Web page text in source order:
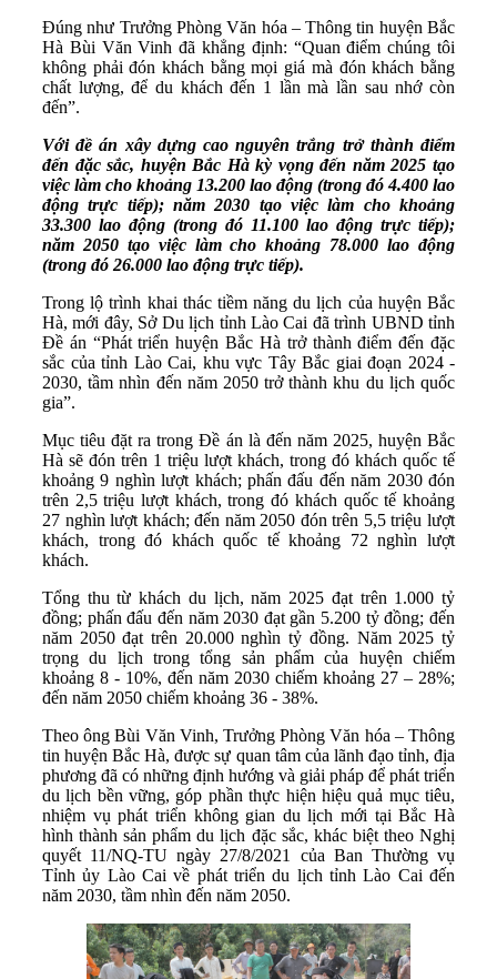
Đúng như Trưởng Phòng Văn hóa – Thông tin huyện Bắc
Hà Bùi Văn Vinh đã khẳng định: “Quan điểm chúng tôi
không phải đón khách bằng mọi giá mà đón khách bằng
chất lượng, để du khách đến 1 lần mà lần sau nhớ còn
đến”.
Với đề án xây dựng cao nguyên trắng trở thành điểm
đến đặc sắc, huyện Bắc Hà kỳ vọng đến năm 2025 tạo
việc làm cho khoảng 13.200 lao động (trong đó 4.400 lao
động trực tiếp); năm 2030 tạo việc làm cho khoảng
33.300 lao động (trong đó 11.100 lao động trực tiếp);
năm 2050 tạo việc làm cho khoảng 78.000 lao động
(trong đó 26.000 lao động trực tiếp).
Trong lộ trình khai thác tiềm năng du lịch của huyện Bắc
Hà, mới đây, Sở Du lịch tỉnh Lào Cai đã trình UBND tỉnh
Đề án “Phát triển huyện Bắc Hà trở thành điểm đến đặc
sắc của tỉnh Lào Cai, khu vực Tây Bắc giai đoạn 2024 -
2030, tầm nhìn đến năm 2050 trở thành khu du lịch quốc
gia”.
Mục tiêu đặt ra trong Đề án là đến năm 2025, huyện Bắc
Hà sẽ đón trên 1 triệu lượt khách, trong đó khách quốc tế
khoảng 9 nghìn lượt khách; phấn đấu đến năm 2030 đón
trên 2,5 triệu lượt khách, trong đó khách quốc tế khoảng
27 nghìn lượt khách; đến năm 2050 đón trên 5,5 triệu lượt
khách, trong đó khách quốc tế khoảng 72 nghìn lượt
khách.
Tổng thu từ khách du lịch, năm 2025 đạt trên 1.000 tỷ
đồng; phấn đấu đến năm 2030 đạt gần 5.200 tỷ đồng; đến
năm 2050 đạt trên 20.000 nghìn tỷ đồng. Năm 2025 tỷ
trọng du lịch trong tổng sản phẩm của huyện chiếm
khoảng 8 - 10%, đến năm 2030 chiếm khoảng 27 – 28%;
đến năm 2050 chiếm khoảng 36 - 38%.
Theo ông Bùi Văn Vinh, Trưởng Phòng Văn hóa – Thông
tin huyện Bắc Hà, được sự quan tâm của lãnh đạo tỉnh, địa
phương đã có những định hướng và giải pháp để phát triển
du lịch bền vững, góp phần thực hiện hiệu quả mục tiêu,
nhiệm vụ phát triển không gian du lịch mới tại Bắc Hà
hình thành sản phẩm du lịch đặc sắc, khác biệt theo Nghị
quyết 11/NQ-TU ngày 27/8/2021 của Ban Thường vụ
Tỉnh ủy Lào Cai về phát triển du lịch tỉnh Lào Cai đến
năm 2030, tầm nhìn đến năm 2050.